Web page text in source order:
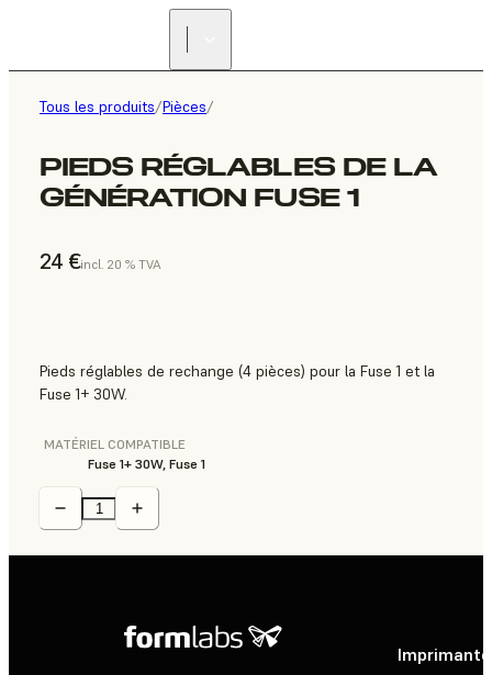
Tous les produits/Pièces/
PIEDS RÉGLABLES DE LA
GÉNÉRATION FUSE 1
24 €incl. 20 % TVA
Pieds réglables de rechange (4 pièces) pour la Fuse 1 et la
Fuse 1+ 30W.
MATÉRIEL COMPATIBLE
Fuse 1+ 30W, Fuse 1